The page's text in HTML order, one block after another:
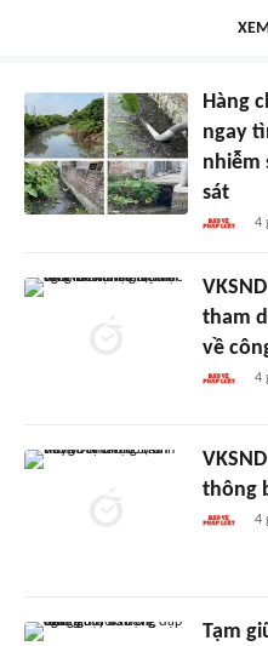
Hàng
ngay
nhiễm
sát
4
tham
về
4
thông
4
Tạm